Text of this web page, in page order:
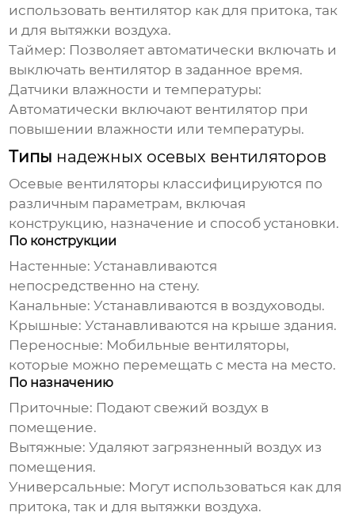
использовать вентилятор как для притока, так
и для вытяжки воздуха.
Таймер: Позволяет автоматически включать и
выключать вентилятор в заданное время.
Датчики влажности и температуры:
Автоматически включают вентилятор при
повышении влажности или температуры.
Типы надежных осевых вентиляторов
Осевые вентиляторы классифицируются по
различным параметрам, включая
конструкцию, назначение и способ установки.
По конструкции
Настенные: Устанавливаются
непосредственно на стену.
Канальные: Устанавливаются в воздуховоды.
Крышные: Устанавливаются на крыше здания.
Переносные: Мобильные вентиляторы,
которые можно перемещать с места на место.
По назначению
Приточные: Подают свежий воздух в
помещение.
Вытяжные: Удаляют загрязненный воздух из
помещения.
Универсальные: Могут использоваться как для
притока, так и для вытяжки воздуха.